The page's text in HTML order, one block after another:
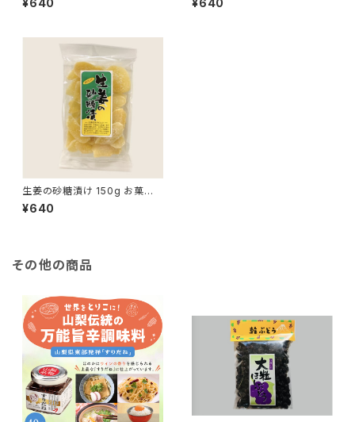
おやつ にんにく おつまみ 人気
¥640
やつ 詰め合わせ オクラ おつま
¥640
生姜の砂糖漬け 150g お菓子
おやつ 生姜 おつまみ ドライフ
ルーツ 人気 非常食 保存食
¥640
その他の商品